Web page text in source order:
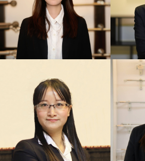
ROSS
Designer